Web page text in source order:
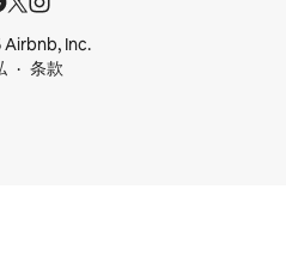
Inc.
条款